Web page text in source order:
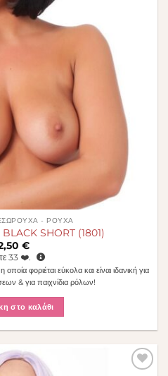
- ΡΟΎΧΑ
SHORT (1801)
€
33❤️.
φοριέται εύκολα και είναι ιδανική για
& για παιχνίδια ρόλων!
στο καλάθι